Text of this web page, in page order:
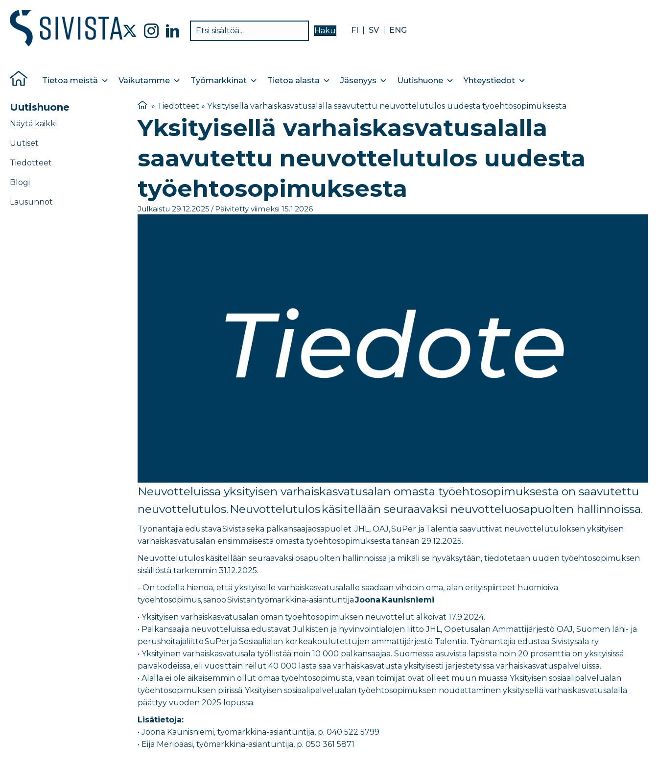
Haku FI SV ENG
Tietoa meistä Vaikutamme Työmarkkinat Tietoa alasta Jäsenyys Uutishuone Yhteystiedot
Uutishuone
Näytä kaikki
Uutiset
Tiedotteet
Blogi
Lausunnot
» Tiedotteet » Yksityisellä varhaiskasvatusalalla saavutettu neuvottelutulos uudesta työehtosopimuksesta
Yksityisellä varhaiskasvatusalalla
saavutettu neuvottelutulos uudesta
työehtosopimuksesta
Julkaistu 29.12.2025 / Päivitetty viimeksi 15.1.2026
Neuvotteluissa yksityisen varhaiskasvatusalan omasta työehtosopimuksesta on saavutettu
neuvottelutulos. Neuvottelutulos käsitellään seuraavaksi neuvotteluosapuolten hallinnoissa.
Työnantajia edustava Sivista sekä palkansaajaosapuolet JHL, OAJ, SuPer ja Talentia saavuttivat neuvottelutuloksen yksityisen
varhaiskasvatusalan ensimmäisestä omasta työehtosopimuksesta tänään 29.12.2025.
Neuvottelutulos käsitellään seuraavaksi osapuolten hallinnoissa ja mikäli se hyväksytään, tiedotetaan uuden työehtosopimuksen
sisällöstä tarkemmin 31.12.2025.
– On todella hienoa, että yksityiselle varhaiskasvatusalalle saadaan vihdoin oma, alan erityispiirteet huomioiva
työehtosopimus, sanoo Sivistan työmarkkina-asiantuntijaJoona Kaunisniemi.
• Yksityisen varhaiskasvatusalan oman työehtosopimuksen neuvottelut alkoivat 17.9.2024.
• Palkansaajia neuvotteluissa edustavat Julkisten ja hyvinvointialojen liitto JHL, Opetusalan Ammattijärjestö OAJ, Suomen lähi- ja
perushoitajaliitto SuPer ja Sosiaalialan korkeakoulutettujen ammattijärjestö Talentia. Työnantajia edustaa Sivistysala ry.
• Yksityinen varhaiskasvatusala työllistää noin 10 000 palkansaajaa. Suomessa asuvista lapsista noin 20 prosenttia on yksityisissä
päiväkodeissa, eli vuosittain reilut 40 000 lasta saa varhaiskasvatusta yksityisesti järjestetyissä varhaiskasvatuspalveluissa.
• Alalla ei ole aikaisemmin ollut omaa työehtosopimusta, vaan toimijat ovat olleet muun muassa Yksityisen sosiaalipalvelualan
työehtosopimuksen piirissä. Yksityisen sosiaalipalvelualan työehtosopimuksen noudattaminen yksityisellä varhaiskasvatusalalla
päättyy vuoden 2025 lopussa.
Lisätietoja:
• Joona Kaunisniemi, työmarkkina-asiantuntija, p. 040 522 5799
• Eija Meripaasi, työmarkkina-asiantuntija, p. 050 361 5871